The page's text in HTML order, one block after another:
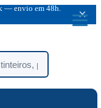
— envio em 48h.
×